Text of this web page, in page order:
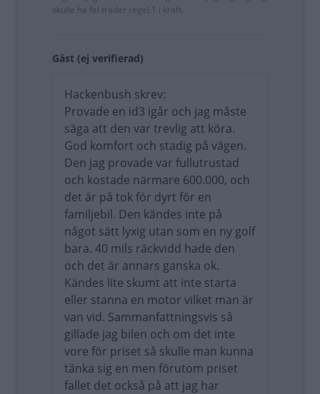
skulle ha fel träder regel 1 i kraft.
Gäst (ej verifierad)
Hackenbush skrev:
Provade en id3 igår och jag måste
säga att den var trevlig att köra.
God komfort och stadig på vägen.
Den jag provade var fullutrustad
och kostade närmare 600.000, och
det är på tok för dyrt för en
familjebil. Den kändes inte på
något sätt lyxig utan som en ny golf
bara. 40 mils räckvidd hade den
och det är annars ganska ok.
Kändes lite skumt att inte starta
eller stanna en motor vilket man är
van vid. Sammanfattningsvis så
gillade jag bilen och om det inte
vore för priset så skulle man kunna
tänka sig en men förutom priset
fallet det också på att jag har